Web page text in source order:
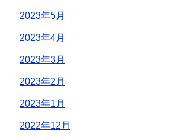
2023年5月
2023年4月
2023年3月
2023年2月
2023年1月
2022年12月